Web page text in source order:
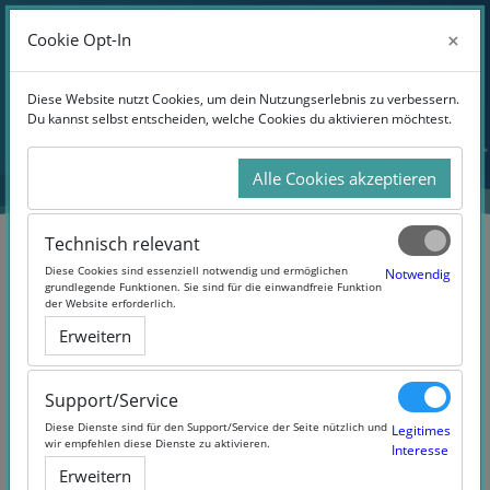
Zum Hauptinhalt
Website-Übersicht
Anmelden
Krebsmedizin
Cookie Opt-In ×
Diese Website nutzt Cookies, um dein Nutzungserlebnis zu verbessern.
Du kannst selbst entscheiden, welche Cookies du aktivieren möchtest.
Alle Cookies akzeptieren
Technisch relevant
Diese Cookies sind essenziell notwendig und ermöglichen
grundlegende Funktionen. Sie sind für die einwandfreie Funktion
der Website erforderlich.
Notwendig
Erweitern
Support/Service
Diese Dienste sind für den Support/Service der Seite nützlich und
wir empfehlen diese Dienste zu aktivieren.
Legitimes
Interesse
Erweitern
Cookie Opt-In ×
Diese Website nutzt Cookies, um dein Nutzungserlebnis zu verbessern.
Du kannst selbst entscheiden, welche Cookies du aktivieren möchtest.
Alle Cookies akzeptieren
Technisch relevant
Diese Cookies sind essenziell notwendig und ermöglichen
grundlegende Funktionen. Sie sind für die einwandfreie Funktion
der Website erforderlich.
Notwendig
Erweitern
Support/Service
Diese Dienste sind für den Support/Service der Seite nützlich und
wir empfehlen diese Dienste zu aktivieren.
Legitimes
Interesse
Erweitern